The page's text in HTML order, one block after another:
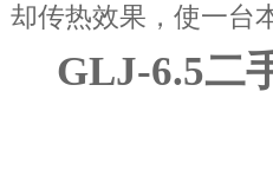
却传热效果，使一台
GLJ-6.5二